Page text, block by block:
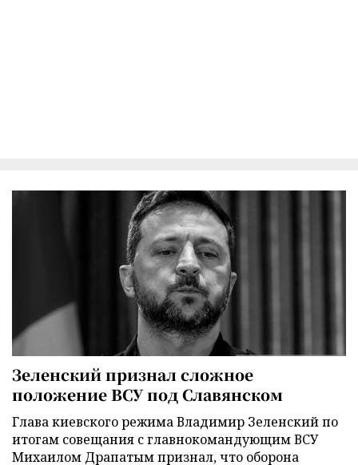
Зеленский признал сложное
положение ВСУ под Славянском
Глава киевского режима Владимир Зеленский по
итогам совещания с главнокомандующим ВСУ
Михаилом Драпатым признал, что оборона